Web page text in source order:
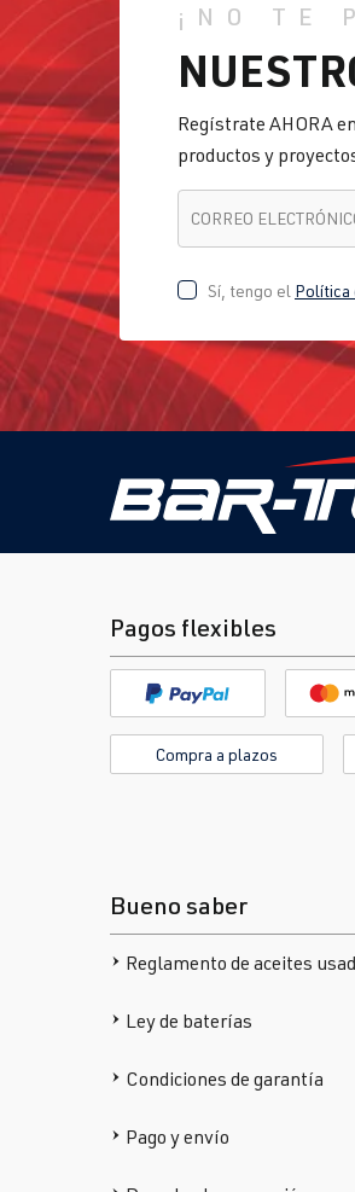
¡NO TE
Regístrate AHORA
productos y
CORREO
Sí, tengo el Política
Pagos flexibles
Compra a plazos
Bueno saber
Reglamento de aceites
Ley de baterías
Condiciones de garantía
Pago y envío